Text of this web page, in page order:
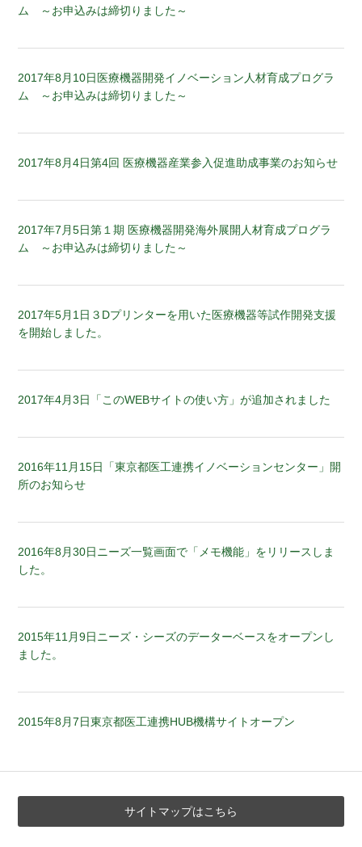
ム ～お申込みは締切りました～
2017年8月10日医療機器開発イノベーション人材育成プログラ
ム ～お申込みは締切りました～
2017年8月4日第4回 医療機器産業参入促進助成事業のお知らせ
2017年7月5日第１期 医療機器開発海外展開人材育成プログラ
ム ～お申込みは締切りました～
2017年5月1日 ３Dプリンターを用いた医療機器等試作開発支援
を開始しました。
2017年4月3日 「このWEBサイトの使い方」が追加されました
2016年11月15日
「東京都医工連携イノベーションセンター」開
所のお知らせ
2016年8月30日ニーズ一覧画面で「メモ機能」をリリースしま
した。
2015年11月9日ニーズ・シーズのデーターベースをオープンし
ました。
2015年8月7日東京都医工連携HUB機構サイトオープン
サイトマップはこちら